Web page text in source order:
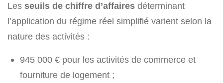
Les seuils de chiffre d’affaires déterminant
l’application du régime réel simplifié varient selon la
nature des activités :
945 000 € pour les activités de commerce et
fourniture de logement ;